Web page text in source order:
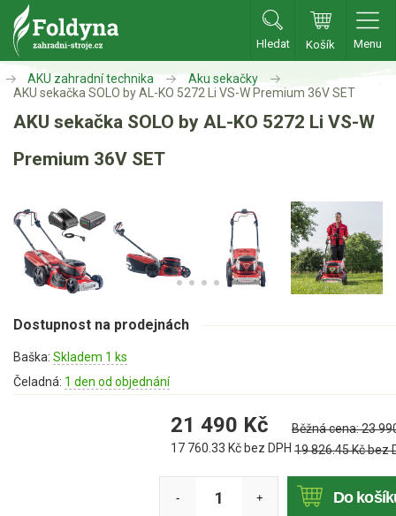
Hledat Košík Menu
Zahradní traktory
Zahradní traktory
Zahradní ridery
Příslušenství
Sekačky
Benzínové sekačky
Akumulátorové sekačky
Robotické sekačky
Bubnové sekačky
Křovinořezy a vyžínače
Benzínové křovinořezy a vyžínače
AKU zahradní technika
Aku sekačky
AKU sekačka SOLO by AL-KO 5272 Li VS-W Premium 36V SET
AKU sekačka SOLO by AL-KO 5272 Li VS-W
Premium 36V SET
Dostupnost na prodejnách
Baška: Skladem 1 ks
Čeladná: 1 den od objednání
21 490 Kč
17 760.33 Kč bez DPH
Běžná cena:23
19 826.45Kč bez
- + Do